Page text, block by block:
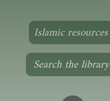
Islamic resources
Search the library